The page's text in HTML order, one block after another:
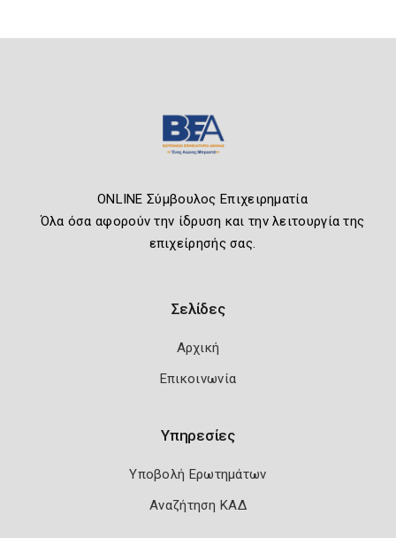
ONLINE Σύμβουλος Επιχειρηματία
Όλα όσα αφορούν την ίδρυση και την λειτουργία της
επιχείρησής σας.
Σελίδες
Αρχική
Επικοινωνία
Υπηρεσίες
Υποβολή Ερωτημάτων
Αναζήτηση ΚΑΔ